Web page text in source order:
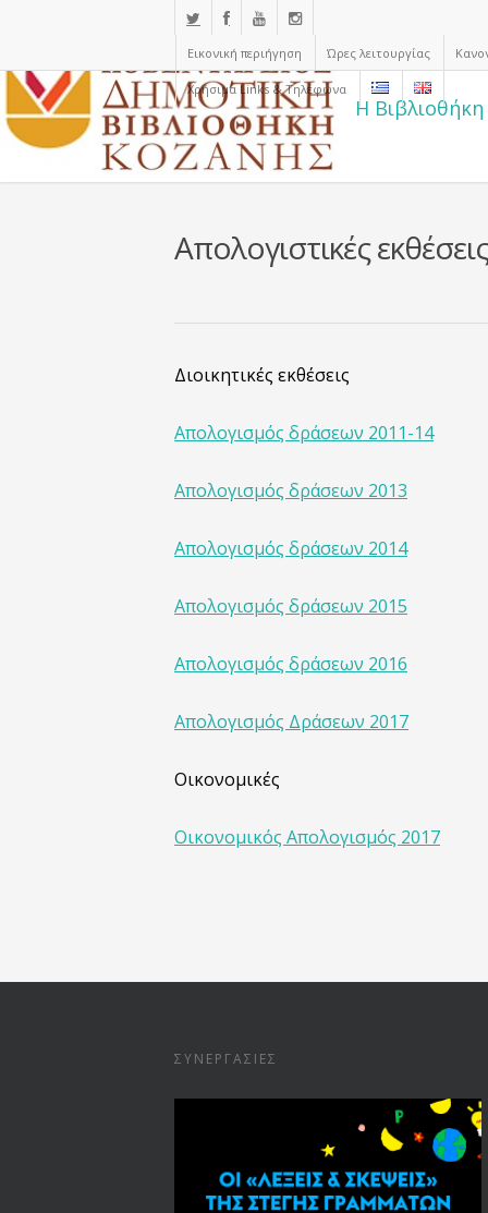
Εικονική περιήγηση Ώρες λειτουργίας
Χρήσιμα Links & Τηλέφωνα
Η
Απολογιστικές εκθέσεις
Διοικητικές εκθέσεις
Απολογισμός δράσεων 2011-14
Απολογισμός δράσεων 2013
Απολογισμός δράσεων 2014
Απολογισμός δράσεων 2015
Απολογισμός δράσεων 2016
Απολογισμός Δράσεων 2017
Οικονομικές
Οικονομικός Απολογισμός 2017
ΣΥΝΕΡΓΑΣΊΕΣ